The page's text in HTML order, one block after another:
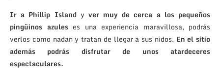
Ir a Phillip Island y ver muy de cerca a los pequeños
pingüinos azules es una experiencia maravillosa, podrás
verlos como nadan y tratan de llegar a sus nidos. En el sitio
además podrás disfrutar de unos atardeceres
espectaculares.